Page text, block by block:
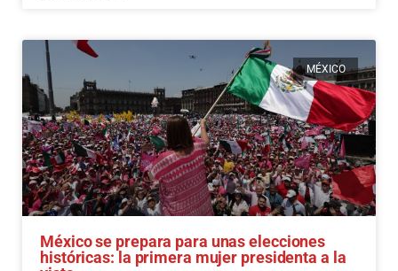
MÉXICO
México se prepara para unas elecciones
históricas: la primera mujer presidenta a la